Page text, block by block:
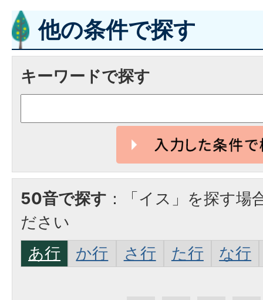
他の条件で探す
キーワードで探す
50音で探す ：「イス」を探す場
ださい
あ行
か行 さ行 た行 な行